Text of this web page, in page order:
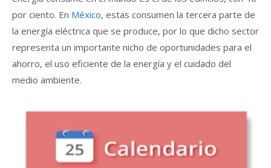
por ciento. En México, estas consumen la tercera parte de
la energía eléctrica que se produce, por lo que dicho sector
representa un importante nicho de oportunidades para el
ahorro, el uso eficiente de la energía y el cuidado del
medio ambiente.